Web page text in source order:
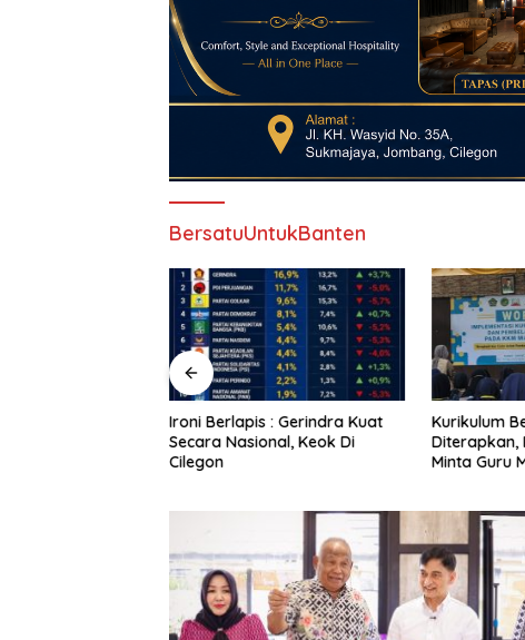
BersatuUntukBanten
Ironi Berlapis : Gerindra Kuat
Secara Nasional, Keok Di
Cilegon
Kurikulum
Diterapkan,
Minta Guru